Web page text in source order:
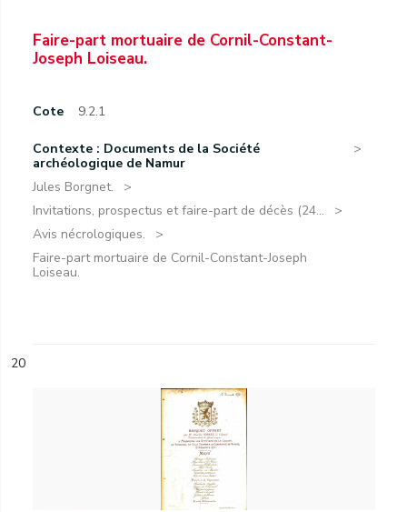
Faire-part mortuaire de Cornil-Constant-
Joseph Loiseau.
Cote 9.2.1
Contexte : Documents de la Société
archéologique de Namur
Jules Borgnet.
Invitations, prospectus et faire-part de décès (24...
Avis nécrologiques.
Faire-part mortuaire de Cornil-Constant-Joseph
Loiseau.
20